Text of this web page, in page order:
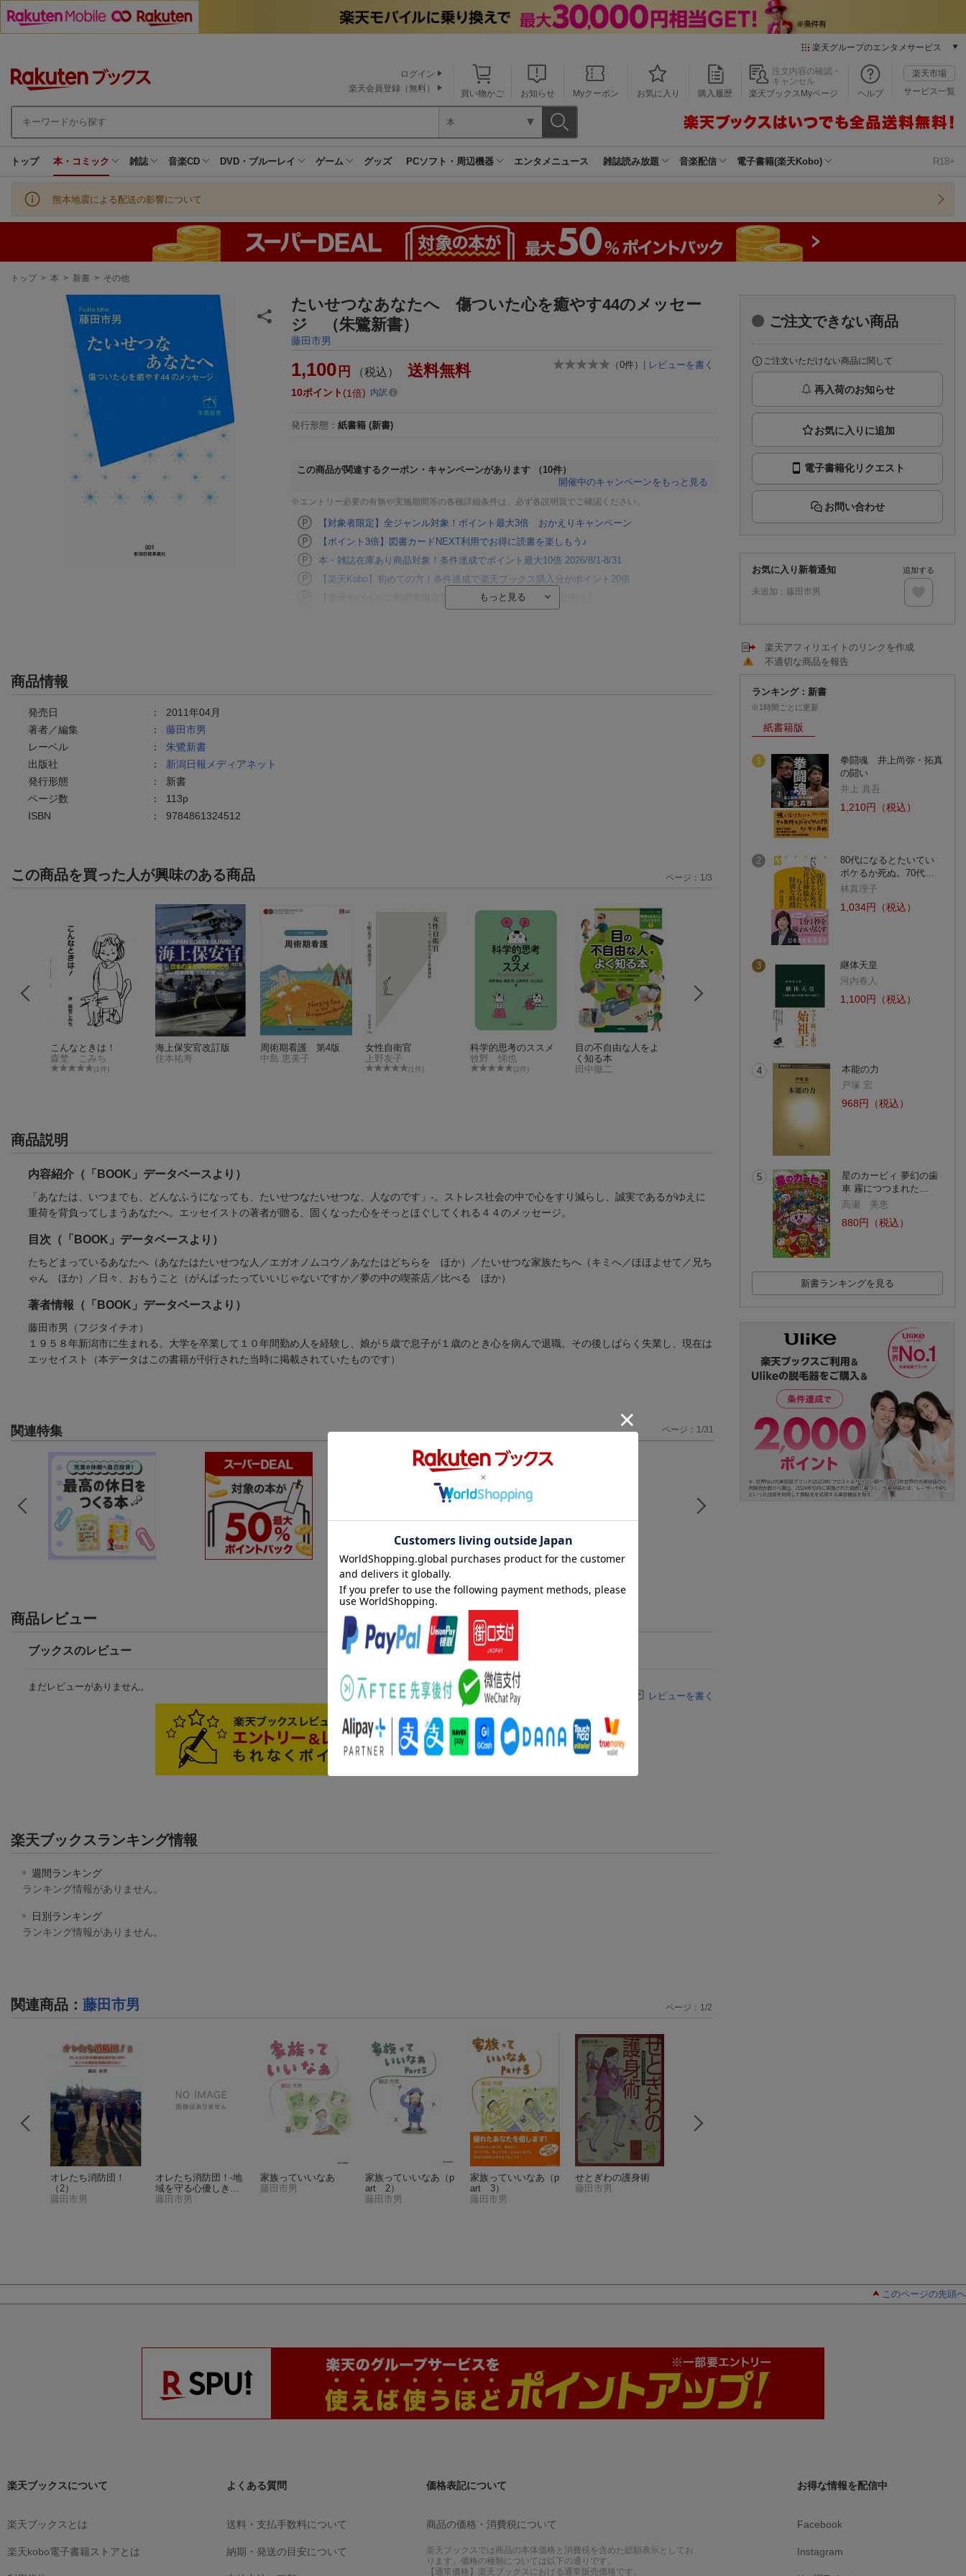
楽天グループのエンタメサービス
本/ゲーム/CD/DVD
楽天ブックス
楽天Kobo
楽天チケット
エンタメニュース
推し楽
買い物かご お知らせ Myクーポン お気に入り 購入履歴
注文内容の確認・
キャンセル
楽天ブックスMyページ
ヘルプ
楽天市場
サービス一覧
ログイン
楽天会員登録（無料）
本
トップ 本・コミック 雑誌 音楽CD DVD・ブルーレイ ゲーム グッズ PCソフト・周辺機器 エンタメニュース 雑誌読み放題 音楽配信 電子書籍(楽天Kobo) R18+
熊本地震による配送の影響について
現
トップ > 本 > 新書 > その他
たいせつなあなたへ 傷ついた心を癒やす44のメッセー
ジ （朱鷺新書）
藤田市男
（0件） | レビューを書く
1,100 円 （税込） 送料無料
10ポイント 1倍 内訳
発行形態 ： 紙書籍 (新書)
この商品が関連するクーポン・キャンペーンがあります
（10件）
開催中のキャンペーンをもっと見る
※エントリー必要の有無や実施期間等の各種詳細条件は、必ず各説明頁でご確認ください。
【対象者限定】全ジャンル対象！ポイント最大3倍 おかえりキャンペーン
【ポイント3倍】図書カードNEXT利用でお得に読書を楽しもう♪
本・雑誌在庫あり商品対象！条件達成でポイント最大10倍 2026/8/1-8/31
【楽天Kobo】初めての方！条件達成で楽天ブックス購入分がポイント20倍
【楽天モバイルご利用者限定】条件達成で100万ポイント山分け！
商品情報
発売日 ： 2011年04月
著者／編集
： 藤田市男
レーベル
： 朱鷺新書
出版社
： 新潟日報メディアネット
発行形態
： 新書
ページ数
： 113p
ISBN
： 9784861324512
この商品を買った人が興味のある商品
こんなときは！
森埜 こみち
(1件)
海上保安官改訂版
住本祐寿
周術期看護 第4版
中島 恵美子
女性自衛官
上野友子
(1件)
科学的思考のススメ
牧野 悌也
(2件)
目の不自由な人をよ
く知る本
田中徹二
完訳 華陽国志
(1件)
ページ： 1 /3
商品説明
内容紹介（「BOOK」データベースより）
「あなたは、いつまでも、どんなふうになっても、たいせつなたいせつな、人なのです」-。ストレス社会の中で心をすり減らし、誠実であるがゆえに
重荷を背負ってしまうあなたへ。エッセイストの著者が贈る、固くなった心をそっとほぐしてくれる４４のメッセージ。
目次（「BOOK」データベースより）
たちどまっているあなたへ（あなたはたいせつな人／エガオノムコウ／あなたはどちらを ほか）／たいせつな家族たちへ（キミへ／ほほよせて／兄ち
ゃん ほか）／日々、おもうこと（がんばったっていいじゃないですか／夢の中の喫茶店／比べる ほか）
著者情報（「BOOK」データベースより）
藤田市男（フジタイチオ）
１９５８年新潟市に生まれる。大学を卒業して１０年間勤め人を経験し、娘が５歳で息子が１歳のとき心を病んで退職。その後しばらく失業し、現在は
エッセイスト（本データはこの書籍が刊行された当時に掲載されていたものです）
関連特集 ページ：1/31
商品レビュー
ブックスのレビュー
まだレビューがありません。
レビューを書く
楽天ブックスランキング情報
週間ランキング
ランキング情報がありません。
日別ランキング
ランキング情報がありません。
関連商品 ： 藤田市男
オレたち消防団！
（2）
藤田市男
オレたち消防団！-地
域を守る心優しき
人々に捧ぐ
藤田市男
家族っていいなあ
藤田市男
家族っていいなあ（p
art 2）
藤田市男
家族っていいなあ（p
art 3）
藤田市男
せとぎわの護身術
藤田市男
ページ： 1 /2
ご注文できない商品
ご注文いただけない商品に関して
再入荷のお知らせ
電子書籍化リクエスト
お問い合わせ
お気に入り新着通知
未追加： 藤田市男
追加する
楽天アフィリエイトのリンクを作成
不適切な商品を報告
ランキング：新書
※1時間ごとに更新
紙書籍版
1
拳闘魂 井上尚弥・拓真
の闘い
井上 真吾
1,210円（税込）
2
80代になるとたいてい
ボケるか死ぬ。70代…
林真理子
1,034円（税込）
3
継体天皇
河内春人
1,100円（税込）
4
本能の力
戸塚 宏
968円（税込）
5
星のカービィ 夢幻の歯
車 霧につつまれた…
高瀬 美恵
880円（税込）
新書ランキングを見る
このページの先頭へ
楽天ブックスについて
楽天ブックスとは
楽天kobo電子書籍ストアとは
よくある質問
送料・支払手数料について
納期・発送の目安について
価格表記について
商品の価格・消費税について
楽天ブックスでは商品の本体価格と消費税を含めた総額表示としてお
ります。価格の種類については以下の通りです。
【通常価格】楽天ブックスにおける通常販売価格です。
お得な情報を配信中
Facebook
Instagram